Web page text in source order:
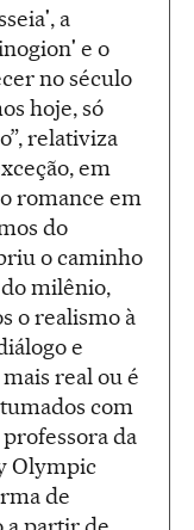
a
e o
no século
hoje, só
relativiza
em
romance em
do
o caminho
milênio,
o realismo à
e
real ou é
com
da
Olympic
de